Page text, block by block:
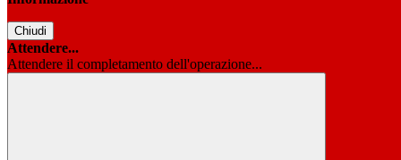
Chiudi
Attendere...
Attendere il completamento dell'operazione...